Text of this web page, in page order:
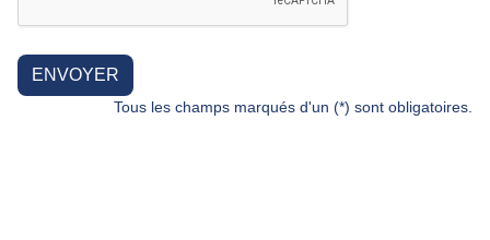
ENVOYER
Tous les champs marqués d'un (*) sont obligatoires.